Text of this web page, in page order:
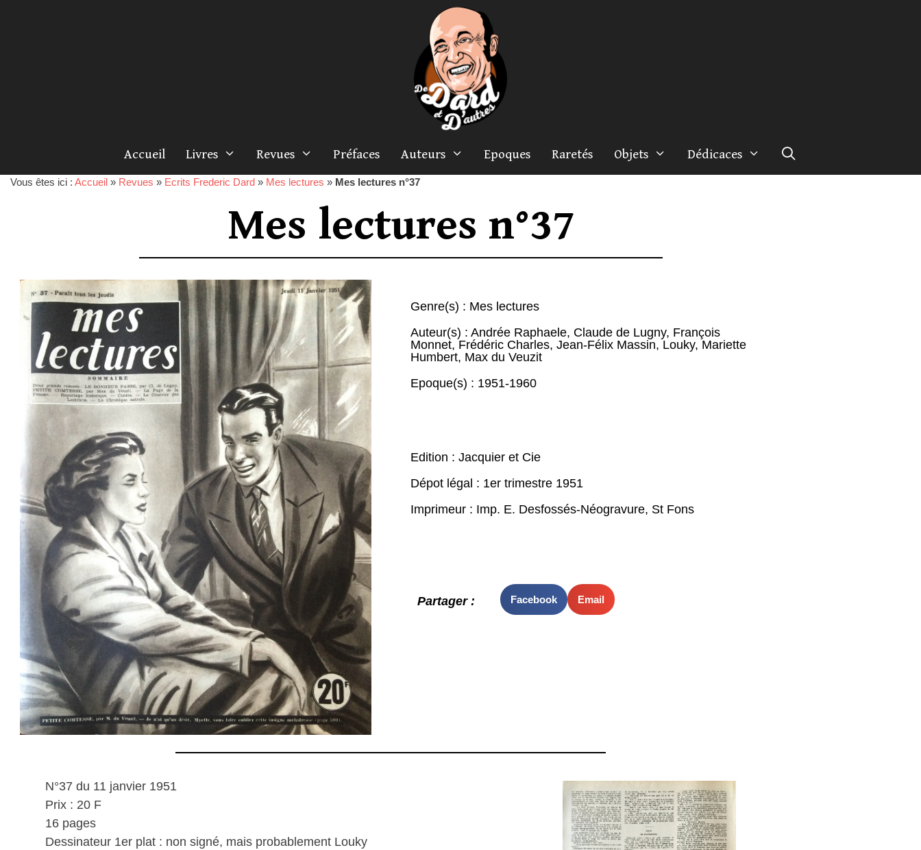
Accueil Livres Revues Préfaces Auteurs Epoques Raretés Objets Dédicaces
Vous êtes ici : Accueil » Revues » Ecrits Frederic Dard » Mes lectures » Mes lectures n°37
Mes lectures n°37
Genre(s) : Mes lectures
Auteur(s) : Andrée Raphaele, Claude de Lugny, François
Monnet, Frédéric Charles, Jean-Félix Massin, Louky, Mariette
Humbert, Max du Veuzit
Epoque(s) : 1951-1960
Edition : Jacquier et Cie
Dépot légal : 1er trimestre 1951
Imprimeur : Imp. E. Desfossés-Néogravure, St Fons
Partager : Facebook Email
N°37 du 11 janvier 1951
Prix : 20 F
16 pages
Dessinateur 1er plat : non signé, mais probablement Louky